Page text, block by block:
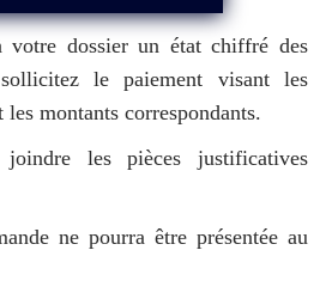
votre dossier un état chiffré des
le paiement visant les
les montants correspondants.
les pièces justificatives
ne pourra être présentée au